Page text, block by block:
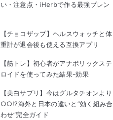
い・注意点・iHerbで作る最強ブレン
【チョコザップ】ヘルスウォッチと体
重計が退会後も使える互換アプリ
【筋トレ】初心者がアナボリックステ
ロイドを使ってみた結果-効果
【美白サプリ】今はグルタチオンより
○○!?海外と日本の違いと“効く組み合
わせ”完全ガイド